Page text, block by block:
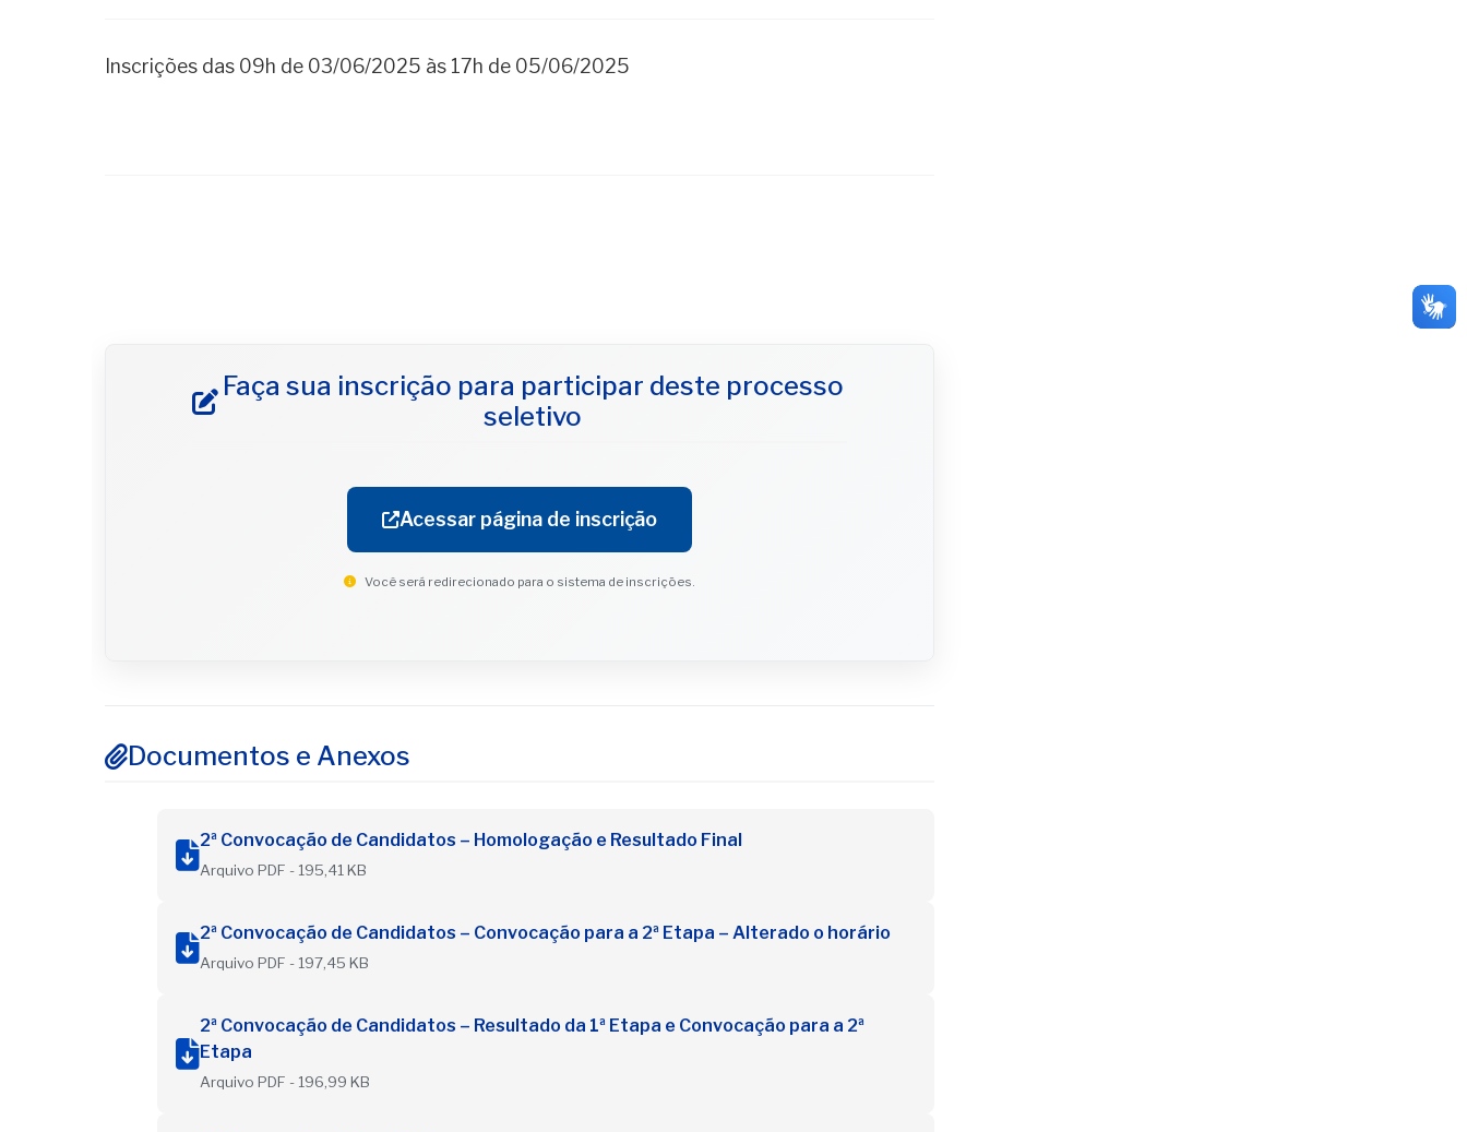
Inscrições das 09h de 03/06/2025 às 17h de 05/06/2025
Faça sua inscrição para participar deste processo
seletivo
Acessar página de inscrição
Você será redirecionado para o sistema de inscrições.
Documentos e Anexos
2ª Convocação de Candidatos – Homologação e Resultado Final
Arquivo PDF - 195,41 KB
2ª Convocação de Candidatos – Convocação para a 2ª Etapa – Alterado o horário
Arquivo PDF - 197,45 KB
2ª Convocação de Candidatos – Resultado da 1ª Etapa e Convocação para a 2ª
Etapa
Arquivo PDF - 196,99 KB